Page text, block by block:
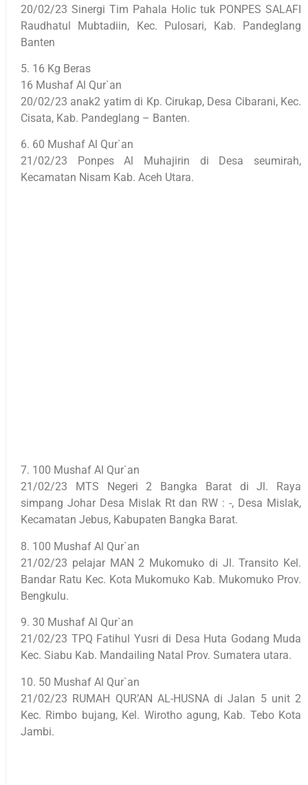
20/02/23 Sinergi Tim Pahala Holic tuk PONPES SALAFI
Raudhatul Mubtadiin, Kec. Pulosari, Kab. Pandeglang
Banten
5. 16 Kg Beras
16 Mushaf Al Qur`an
20/02/23 anak2 yatim di Kp. Cirukap, Desa Cibarani, Kec.
Cisata, Kab. Pandeglang – Banten.
6. 60 Mushaf Al Qur`an
21/02/23 Ponpes Al Muhajirin di Desa seumirah,
Kecamatan Nisam Kab. Aceh Utara.
7. 100 Mushaf Al Qur`an
21/02/23 MTS Negeri 2 Bangka Barat di Jl. Raya
simpang Johar Desa Mislak Rt dan RW : -, Desa Mislak,
Kecamatan Jebus, Kabupaten Bangka Barat.
8. 100 Mushaf Al Qur`an
21/02/23 pelajar MAN 2 Mukomuko di Jl. Transito Kel.
Bandar Ratu Kec. Kota Mukomuko Kab. Mukomuko Prov.
Bengkulu.
9. 30 Mushaf Al Qur`an
21/02/23 TPQ Fatihul Yusri di Desa Huta Godang Muda
Kec. Siabu Kab. Mandailing Natal Prov. Sumatera utara.
10. 50 Mushaf Al Qur`an
21/02/23 RUMAH QUR’AN AL-HUSNA di Jalan 5 unit 2
Kec. Rimbo bujang, Kel. Wirotho agung, Kab. Tebo Kota
Jambi.